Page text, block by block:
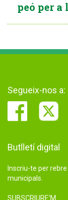
peó per a
Segueix-nos a:
Butlletí digital
Inscriu-te per
municipals.
SUBSCRIURE'M